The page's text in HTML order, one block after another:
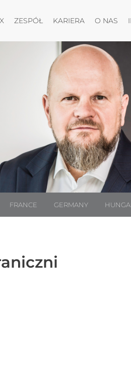
menu
Otwórz menu
ZESPÓŁ KARIERAOtwórz
O NAS
FRANCE GERMANY